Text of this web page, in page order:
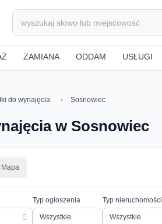
ZAMIANA ODDAM USŁUGI
do wynajęcia Sosnowiec
w Sosnowiec
Mapa
Typ ogłoszenia Typ nieruchomości
Wszystkie